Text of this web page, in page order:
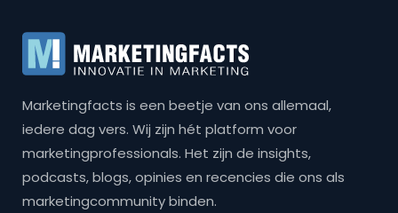
Marketingfacts is een beetje van ons allemaal,
iedere dag vers. Wij zijn hét platform voor
marketingprofessionals. Het zijn de insights,
podcasts, blogs, opinies en recencies die ons als
marketingcommunity binden.